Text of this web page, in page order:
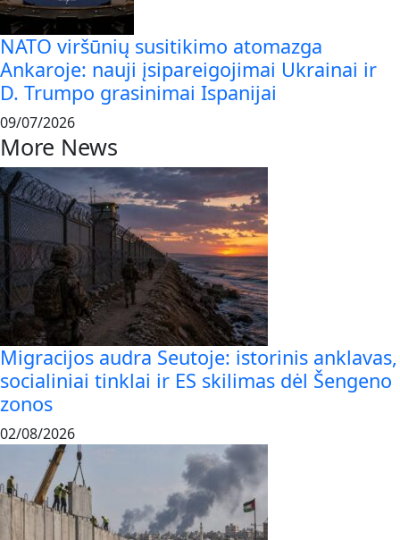
NATO viršūnių susitikimo atomazga
Ankaroje: nauji įsipareigojimai Ukrainai ir
D. Trumpo grasinimai Ispanijai
09/07/2026
More News
Migracijos audra Seutoje: istorinis anklavas,
socialiniai tinklai ir ES skilimas dėl Šengeno
zonos
02/08/2026